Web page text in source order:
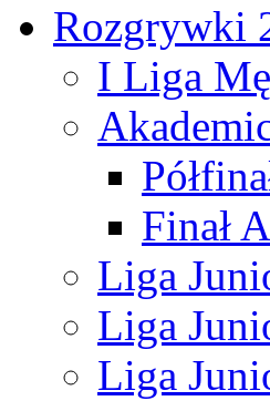
Rozgrywki
I Liga
Finał
Liga
Liga
Liga